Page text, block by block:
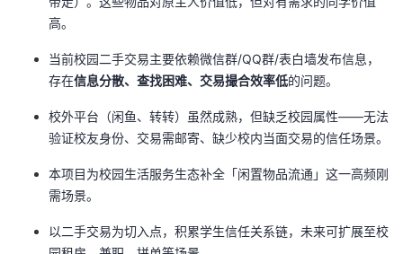
高。
当前校园二手交易主要依赖微信群/QQ群/表白墙发布信息，
存在信息分散、查找困难、交易撮合效率低的问题。
校外平台（闲鱼、转转）虽然成熟，但缺乏校园属性——无法
验证校友身份、交易需邮寄、缺少校内当面交易的信任场景。
本项目为校园生活服务生态补全「闲置物品流通」这一高频刚
需场景。
以二手交易为切入点，积累学生信任关系链，未来可扩展至校